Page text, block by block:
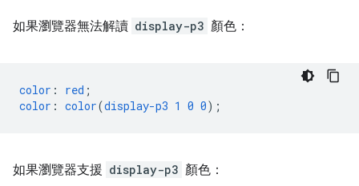
如果瀏覽器無法解讀 display-p3 顏色：
color : red ;
color : color(display-p3 1 0 0);
如果瀏覽器支援 display-p3 顏色：